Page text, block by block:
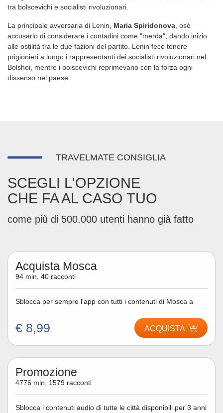
tra bolscevichi e socialisti rivoluzionari.
La principale avversaria di Lenin, Maria Spiridonova , osò
accusarlo di considerare i contadini come "merda", dando inizio
alle ostilità tra le due fazioni del partito. Lenin fece tenere
prigionieri a lungo i rappresentanti dei socialisti rivoluzionari nel
Bolshoi, mentre i bolscevichi reprimevano con la forza ogni
dissenso nel paese.
TRAVELMATE CONSIGLIA
SCEGLI L'OPZIONE
CHE FA AL CASO TUO
come più di 500.000 utenti hanno già fatto
Acquista Mosca
94 min, 40 racconti
Sblocca per sempre l'app con tutti i contenuti di Mosca a
€ 8,99 ACQUISTA
Promozione
4776 min, 1579 racconti
Sblocca i contenuti audio di tutte le città disponibili per 3 anni